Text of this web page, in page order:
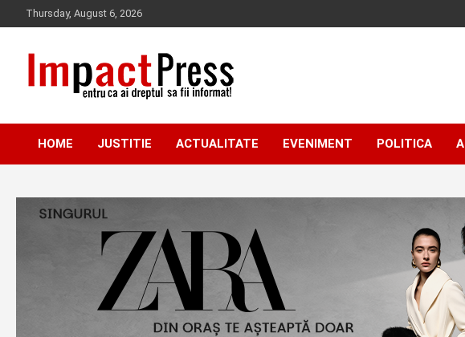
to
Thursday, August 6, 2026
IMPACTPRESS
HOME JUSTITIE ACTUALITATE EVENIMENT POLITICA